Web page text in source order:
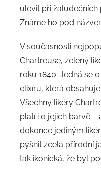
ulevit při žaludečních
Známe ho pod
V současnosti
Chartreuse, zelený
roku 1840. Jedná se
elixíru, která
Všechny likéry
platí i o jejich barvě –
dokonce jediným
pyšnit zcela přírodní
tak ikonická, že byl